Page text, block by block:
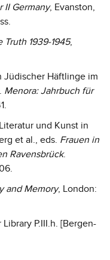
II Germany, Evanston,
1939-1945,
Jüdischer Häftlinge im
Menora: Jahrbuch für
und Kunst in
et al., eds. Frauen in
Ravensbrück.
and Memory, London:
P.III.h. [Bergen-